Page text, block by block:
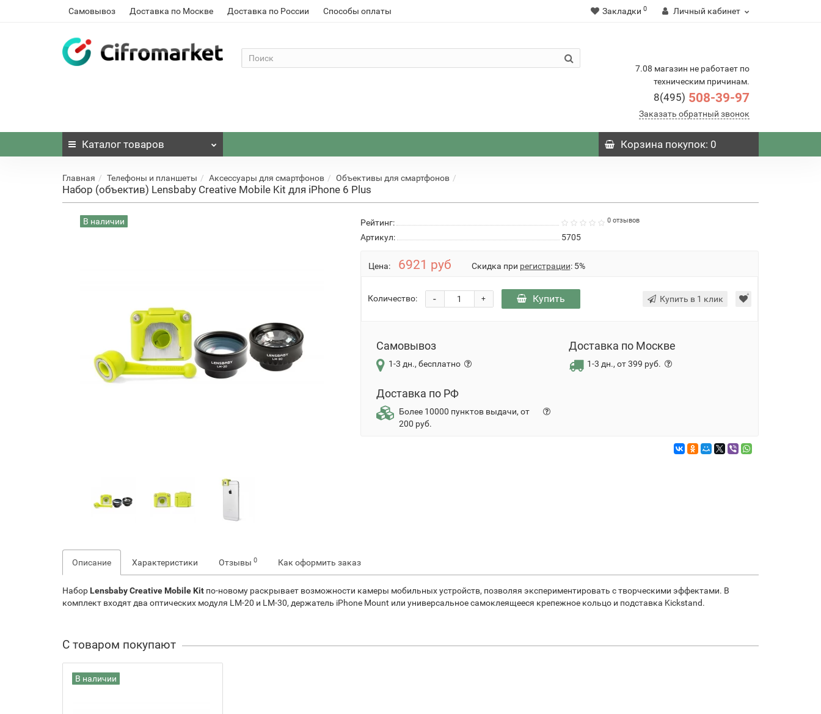
Самовывоз Доставка по Москве Доставка по России Способы оплаты Закладки 0 Личный кабинет
7.08 магазин не работает по
техническим причинам.
8(495) 508-39-97
Заказать обратный звонок
Каталог товаров Корзинапокупок: 0
Главная Телефоны и планшеты Аксессуары для смартфонов Объективы для смартфонов
Набор (объектив) Lensbaby Creative Mobile Kit для iPhone 6 Plus
В наличии Рейтинг: 0 отзывов
Артикул: 5705
Цена: 6921 руб Скидка при регистрации: 5%
Количество: +
- Купить Купить в 1 клик
Самовывоз
1-3 дн., бесплатно
Доставка по Москве
1-3 дн., от 399 руб.
Доставка по РФ
Более 10000 пунктов выдачи, от
200 руб.
Описание Характеристики Отзывы 0 Как оформить заказ
Набор LensbabyCreative Mobile Kit по-новому раскрывает возможности камеры мобильных устройств, позволяя экспериментировать с творческими эффектами. В
комплект входят два оптических модуля LM-20 и LM-30, держатель iPhone Mount или универсальное самоклеящееся крепежное кольцо и подставка Kickstand.
С товаром покупают
В наличии